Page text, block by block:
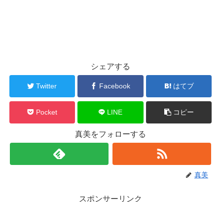
シェアする
Twitter Facebook はてブ
Pocket LINE コピー
真美をフォローする
真美
スポンサーリンク